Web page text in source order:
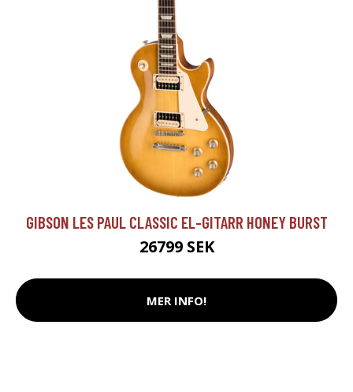
GIBSON LES PAUL CLASSIC EL-GITARR HONEY BURST
26799 SEK
MER INFO!